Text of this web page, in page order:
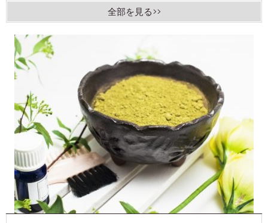
全部を見る>>